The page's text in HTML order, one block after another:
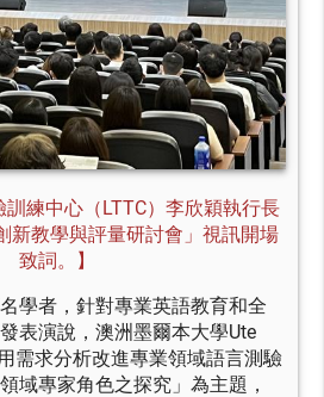
訓練中心（LTTC）李欣穎執行長
新教學與評量研討會」視訊開場
致詞。】
學者，針對專業英語教育和全
表演說，澳洲墨爾本大學Ute
需求分析改進專業領域語言測驗
域專家角色之探究」為主題，